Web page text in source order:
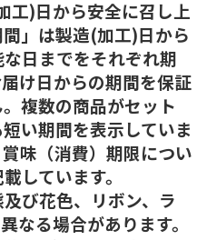
)日から安全に召し上
」は製造(加工)日から
日までをそれぞれ期
け日からの期間を保証
複数の商品がセット
い期間を表示していま
味（消費）期限につい
しています。
び花色、リボン、ラ
なる場合があります。